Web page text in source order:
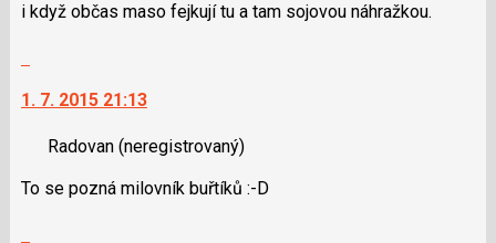
i když občas maso fejkují tu a tam sojovou náhražkou.
další
názor.
navigaci
1. 7. 2015 21:13
Radovan (neregistrovaný)
To se pozná milovník buřtíků :-D